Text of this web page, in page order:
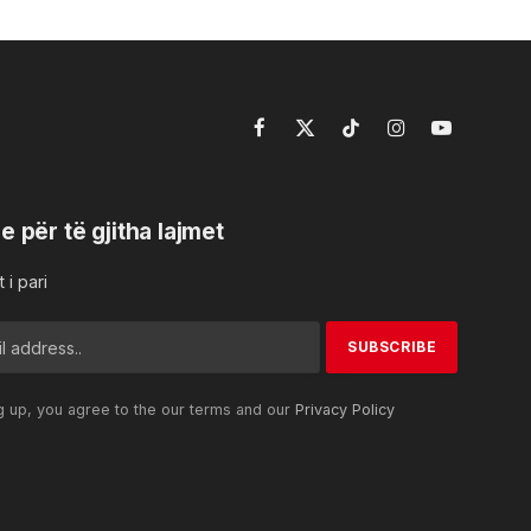
Facebook
X
TikTokInstagramYouTube
për të gjitha lajmet
i pari
up, you agree to the our terms and our Privacy Policy